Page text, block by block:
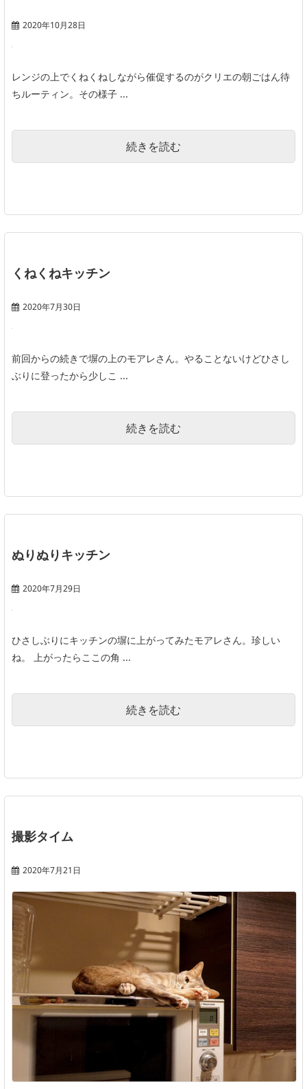
2020年10月28日
レンジの上でくねくねしながら催促するのがクリエの朝ごはん待
ちルーティン。その様子 ...
続きを読む
くねくねキッチン
2020年7月30日
前回からの続きで塀の上のモアレさん。やることないけどひさし
ぶりに登ったから少しこ ...
続きを読む
ぬりぬりキッチン
2020年7月29日
ひさしぶりにキッチンの塀に上がってみたモアレさん。珍しい
ね。 上がったらここの角 ...
続きを読む
撮影タイム
2020年7月21日